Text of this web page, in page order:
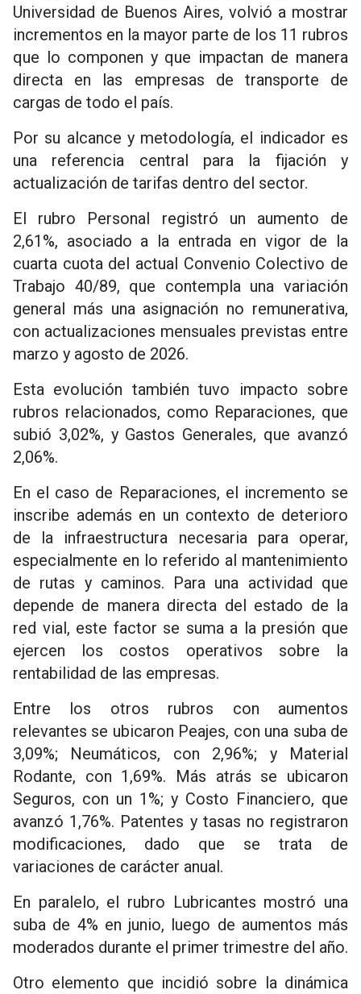
Universidad de Buenos Aires, volvió a mostrar
incrementos en la mayor parte de los 11 rubros
que lo componen y que impactan de manera
directa en las empresas de transporte de
cargas de todo el país.
Por su alcance y metodología, el indicador es
una referencia central para la fijación y
actualización de tarifas dentro del sector.
El rubro Personal registró un aumento de
2,61%, asociado a la entrada en vigor de la
cuarta cuota del actual Convenio Colectivo de
Trabajo 40/89, que contempla una variación
general más una asignación no remunerativa,
con actualizaciones mensuales previstas entre
marzo y agosto de 2026.
Esta evolución también tuvo impacto sobre
rubros relacionados, como Reparaciones, que
subió 3,02%, y Gastos Generales, que avanzó
2,06%.
En el caso de Reparaciones, el incremento se
inscribe además en un contexto de deterioro
de la infraestructura necesaria para operar,
especialmente en lo referido al mantenimiento
de rutas y caminos. Para una actividad que
depende de manera directa del estado de la
red vial, este factor se suma a la presión que
ejercen los costos operativos sobre la
rentabilidad de las empresas.
Entre los otros rubros con aumentos
relevantes se ubicaron Peajes, con una suba de
3,09%; Neumáticos, con 2,96%; y Material
Rodante, con 1,69%. Más atrás se ubicaron
Seguros, con un 1%; y Costo Financiero, que
avanzó 1,76%. Patentes y tasas no registraron
modificaciones, dado que se trata de
variaciones de carácter anual.
En paralelo, el rubro Lubricantes mostró una
suba de 4% en junio, luego de aumentos más
moderados durante el primer trimestre del año.
Otro elemento que incidió sobre la dinámica